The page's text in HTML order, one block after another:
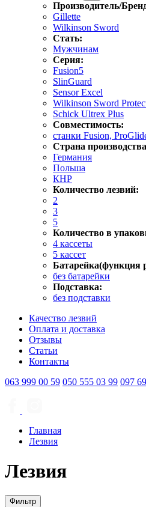
Производитель/
Gillette
Wilkinson Sword
Стать:
Мужчинам
Серия:
Fusion5
SlinGuard
Sensor Excel
Wilkinson Sword
Schick Ultrex Plus
Совместимость:
станки Fusion,
Страна
Германия
Польша
КНР
Количество лезвий:
2
3
5
Количество в
4 кассеты
5 кассет
Батарейка(функция
без батарейки
Подставка:
без подставки
Качество лезвий
Оплата и доставка
Отзывы
Статьи
Контакты
063 999 00 59 050 555 03 99 097
Главная
Лезвия
Лезвия
Фильтр